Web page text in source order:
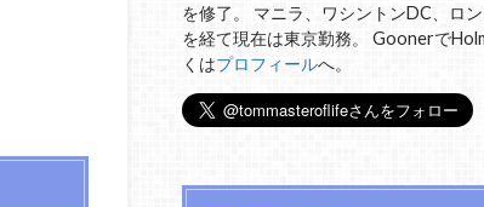
を修了。 マニラ、ワシントンDC、ロ
を経て現在は東京勤務。 Goonerで
くはプロフィールへ。